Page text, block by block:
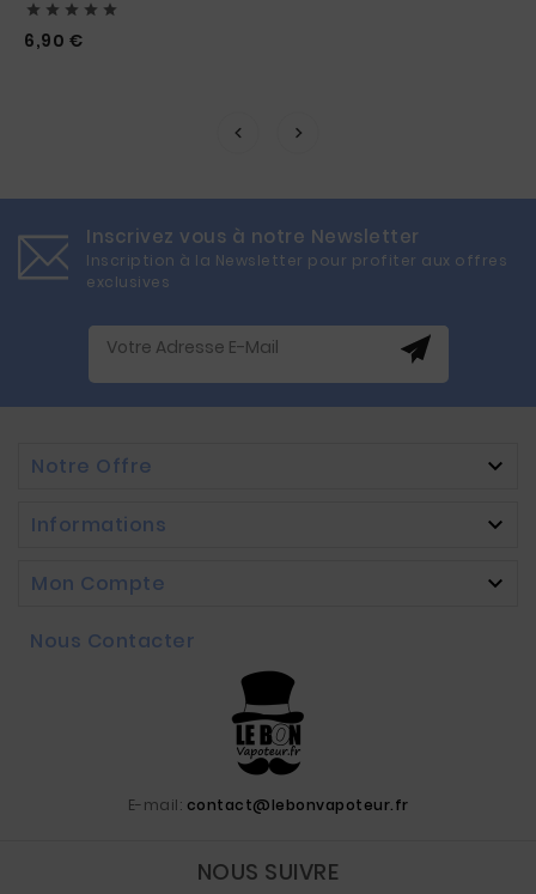
    
6,90 €
Inscrivez vous à notre Newsletter
Inscription à la Newsletter pour profiter aux offres
exclusives
Notre Offre 
Informations 
Mon Compte 
Nous Contacter
E-mail: contact@lebonvapoteur.fr
NOUS SUIVRE